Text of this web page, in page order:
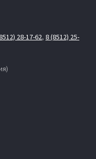
28-17-62, 8 (8512) 25-